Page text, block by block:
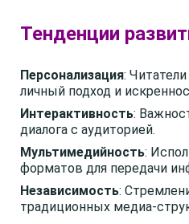
Тенденции
Персонализация:
личный подход и
Интерактивность:
диалога с аудиторией.
Мультимедийность:
форматов для передачи
Независимость:
традиционных медиа-